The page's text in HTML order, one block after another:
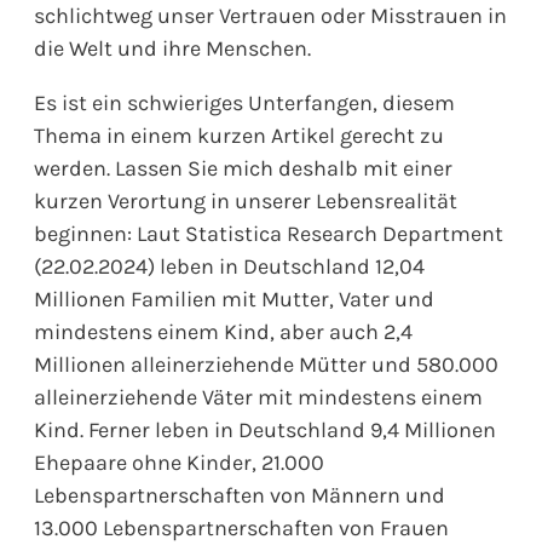
schlichtweg unser Vertrauen oder Misstrauen in
die Welt und ihre Menschen.
Es ist ein schwieriges Unterfangen, diesem
Thema in einem kurzen Artikel gerecht zu
werden. Lassen Sie mich deshalb mit einer
kurzen Verortung in unserer Lebensrealität
beginnen: Laut Statistica Research Department
(22.02.2024) leben in Deutschland 12,04
Millionen Familien mit Mutter, Vater und
mindestens einem Kind, aber auch 2,4
Millionen alleinerziehende Mütter und 580.000
alleinerziehende Väter mit mindestens einem
Kind. Ferner leben in Deutschland 9,4 Millionen
Ehepaare ohne Kinder, 21.000
Lebenspartnerschaften von Männern und
13.000 Lebenspartnerschaften von Frauen